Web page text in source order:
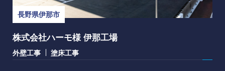
長野県伊那市
株式会社ハーモ様 伊那工場
外壁工事 塗床工事